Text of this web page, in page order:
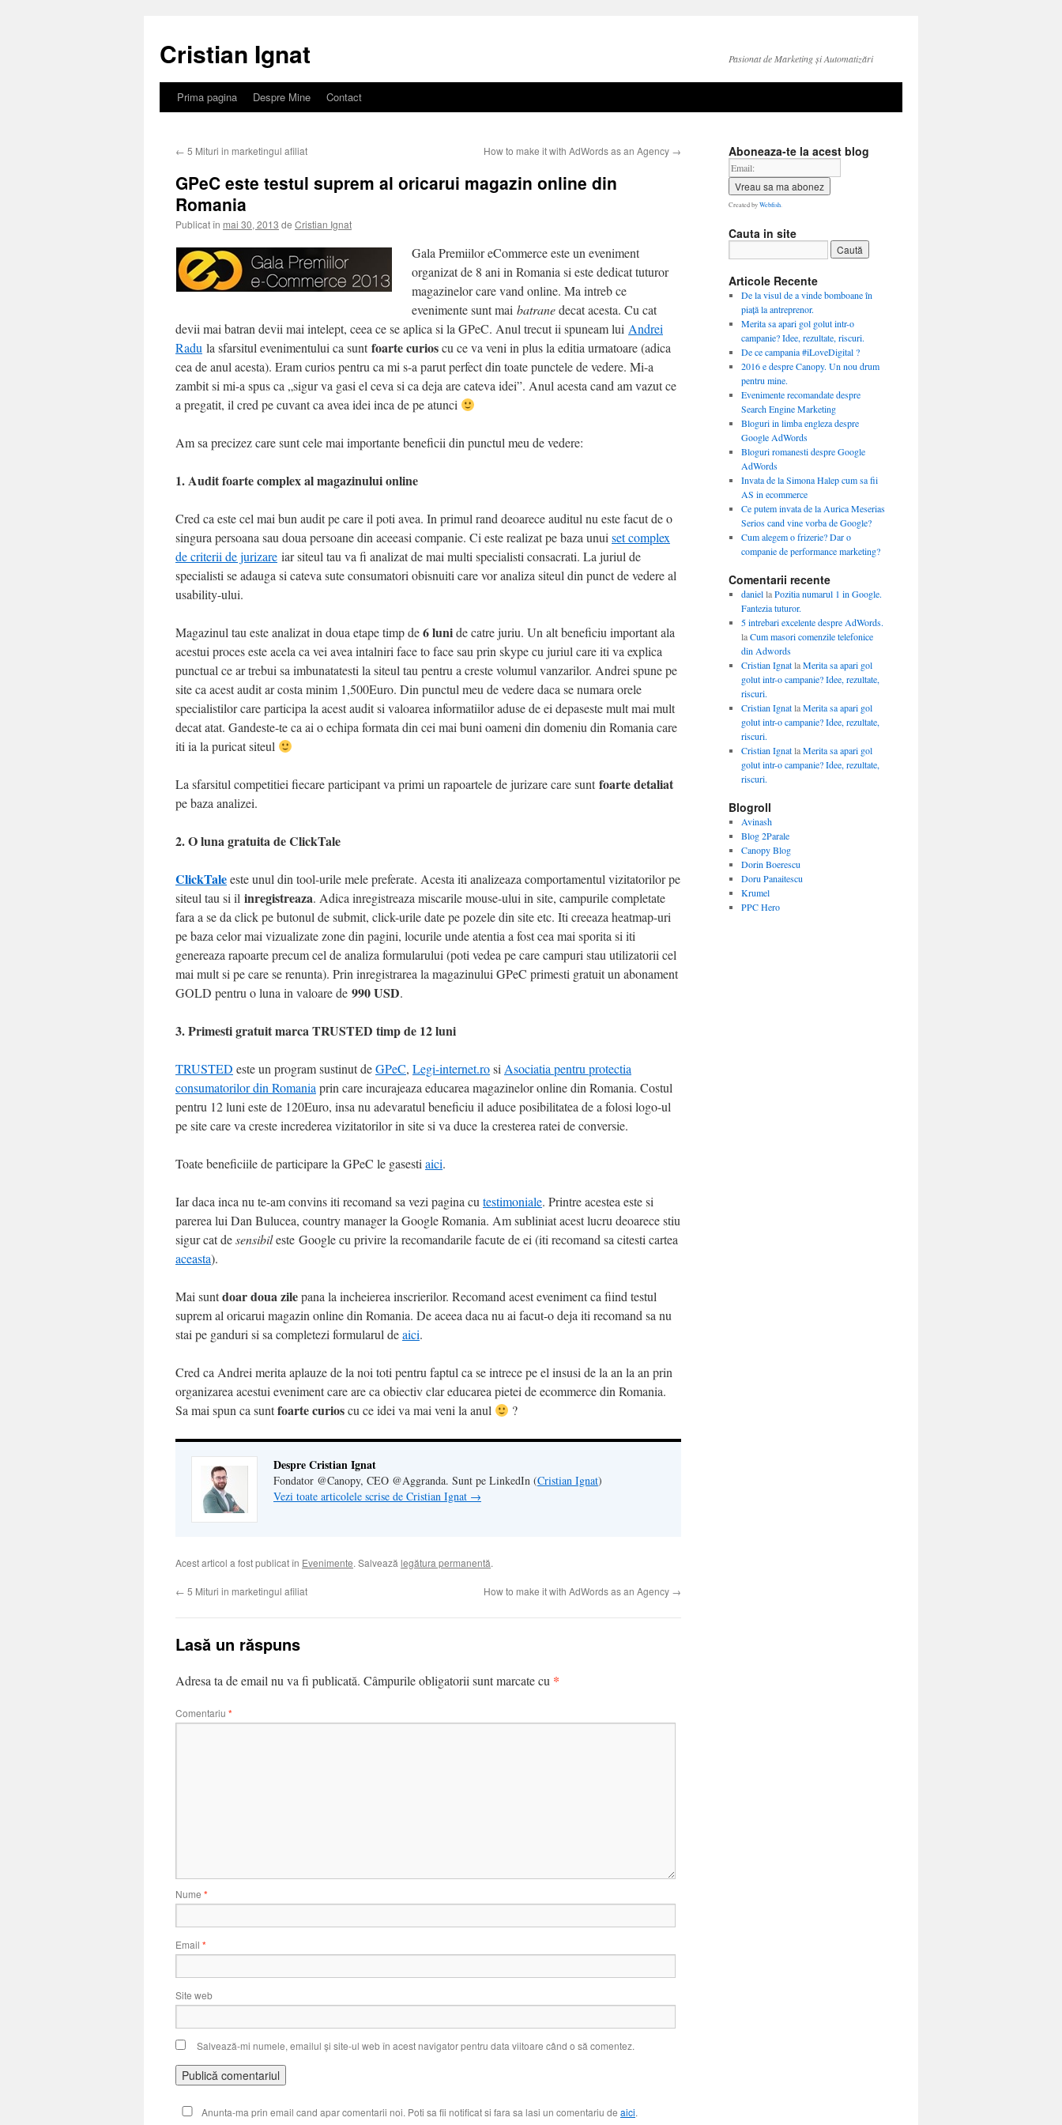
conținut
Cristian Ignat Pasionat de Marketing și Automatizări
Prima pagina Despre Mine Contact
← 5 Mituri in marketingul afiliat How to make it with AdWords as an Agency →
GPeC este testul suprem al oricarui magazin online din
Romania
Publicat în mai 30, 2013 de Cristian Ignat
Gala Premiilor eCommerce este un eveniment
organizat de 8 ani in Romania si este dedicat tuturor
magazinelor care vand online. Ma intreb ce
evenimente sunt mai batranedecat acesta. Cu cat
devii mai batran devii mai intelept, ceea ce se aplica si la GPeC. Anul trecut ii spuneam lui Andrei
Radu la sfarsitul evenimentului ca suntfoarte curioscu ce va veni in plus la editia urmatoare (adica
cea de anul acesta). Eram curios pentru ca mi s-a parut perfect din toate punctele de vedere. Mi-a
zambit si mi-a spus ca „sigur va gasi el ceva si ca deja are cateva idei”. Anul acesta cand am vazut ce
a pregatit, il cred pe cuvant ca avea idei inca de pe atunci
Am sa precizez care sunt cele mai importante beneficii din punctul meu de vedere:
1. Audit foarte complex al magazinului online
Cred ca este cel mai bun audit pe care il poti avea. In primul rand deoarece auditul nu este facut de o
singura persoana sau doua persoane din aceeasi companie. Ci este realizat pe baza unui set complex
de criterii de jurizare iar siteul tau va fi analizat de mai multi specialisti consacrati. La juriul de
specialisti se adauga si cateva sute consumatori obisnuiti care vor analiza siteul din punct de vedere al
usability-ului.
Magazinul tau este analizat in doua etape timp de6 lunide catre juriu. Un alt beneficiu important ala
acestui proces este acela ca vei avea intalniri face to face sau prin skype cu juriul care iti va explica
punctual ce ar trebui sa imbunatatesti la siteul tau pentru a creste volumul vanzarilor. Andrei spune pe
site ca acest audit ar costa minim 1,500Euro. Din punctul meu de vedere daca se numara orele
specialistilor care participa la acest audit si valoarea informatiilor aduse de ei depaseste mult mai mult
decat atat. Gandeste-te ca ai o echipa formata din cei mai buni oameni din domeniu din Romania care
iti ia la puricat siteul
La sfarsitul competitiei fiecare participant va primi un rapoartele de jurizare care suntfoarte detaliat
pe baza analizei.
2. O luna gratuita de ClickTale
ClickTaleeste unul din tool-urile mele preferate. Acesta iti analizeaza comportamentul vizitatorilor pe
siteul tau si il inregistreaza. Adica inregistreaza miscarile mouse-ului in site, campurile completate
fara a se da click pe butonul de submit, click-urile date pe pozele din site etc. Iti creeaza heatmap-uri
pe baza celor mai vizualizate zone din pagini, locurile unde atentia a fost cea mai sporita si iti
genereaza rapoarte precum cel de analiza formularului (poti vedea pe care campuri stau utilizatorii cel
mai mult si pe care se renunta). Prin inregistrarea la magazinului GPeC primesti gratuit un abonament
GOLD pentru o luna in valoare de 990 USD.
3. Primesti gratuit marca TRUSTED timp de 12 luni
TRUSTED este un program sustinut deGPeC, Legi-internet.rosi Asociatia pentru protectia
consumatorilor din Romania prin care incurajeaza educarea magazinelor online din Romania. Costul
pentru 12 luni este de 120Euro, insa nu adevaratul beneficiu il aduce posibilitatea de a folosi logo-ul
pe site care va creste increderea vizitatorilor in site si va duce la cresterea ratei de conversie.
Toate beneficiile de participare la GPeC le gasesti aici.
Iar daca inca nu te-am convins iti recomand sa vezi pagina cu testimoniale. Printre acestea este si
parerea lui Dan Bulucea, country manager la Google Romania. Am subliniat acest lucru deoarece stiu
sigur cat desensibileste Google cu privire la recomandarile facute de ei (iti recomand sa citesti cartea
aceasta).
Mai suntdoar doua zilepana la incheierea inscrierilor. Recomand acest eveniment ca fiind testul
suprem al oricarui magazin online din Romania. De aceea daca nu ai facut-o deja iti recomand sa nu
stai pe ganduri si sa completezi formularul deaici.
Cred ca Andrei merita aplauze de la noi toti pentru faptul ca se intrece pe el insusi de la an la an prin
organizarea acestui eveniment care are ca obiectiv clar educarea pietei de ecommerce din Romania.
Sa mai spun ca suntfoarte curioscu ce idei va mai veni la anul ?
Despre Cristian Ignat
Fondator @Canopy, CEO @Aggranda. Sunt pe LinkedIn (Cristian Ignat)
Vezi toate articolele scrise de Cristian Ignat →
Acest articol a fost publicat în Evenimente. Salvează legătura permanentă.
← 5 Mituri in marketingul afiliat How to make it with AdWords as an Agency →
Lasă un răspuns
Adresa ta de email nu va fi publicată. Câmpurile obligatorii sunt marcate cu *
Comentariu *
Nume *
Email *
Site web
Salvează-mi numele, emailul și site-ul web în acest navigator pentru data viitoare când o să comentez.
Anunta-ma prin email cand apar comentarii noi. Poti sa fii notificat si fara sa lasi un comentariu de aici.
Aboneaza-te la acest blog
Created byWebfish.
Cauta in site
Articole Recente
De la visul de a vinde bomboane în
piață la antreprenor.
Merita sa apari gol golut intr-o
campanie? Idee, rezultate, riscuri.
De ce campania #iLoveDigital ?
2016 e despre Canopy. Un nou drum
pentru mine.
Evenimente recomandate despre
Search Engine Marketing
Bloguri in limba engleza despre
Google AdWords
Bloguri romanesti despre Google
AdWords
Invata de la Simona Halep cum sa fii
AS in ecommerce
Ce putem invata de la Aurica Meserias
Serios cand vine vorba de Google?
Cum alegem o frizerie? Dar o
companie de performance marketing?
Comentarii recente
daniellaPozitia numarul 1 in Google.
Fantezia tuturor.
5 intrebari excelente despre AdWords.
laCum masori comenzile telefonice
din Adwords
Cristian IgnatlaMerita sa apari gol
golut intr-o campanie? Idee, rezultate,
riscuri.
Cristian IgnatlaMerita sa apari gol
golut intr-o campanie? Idee, rezultate,
riscuri.
Cristian IgnatlaMerita sa apari gol
golut intr-o campanie? Idee, rezultate,
riscuri.
Blogroll
Avinash
Blog 2Parale
Canopy Blog
Dorin Boerescu
Doru Panaitescu
Krumel
PPC Hero